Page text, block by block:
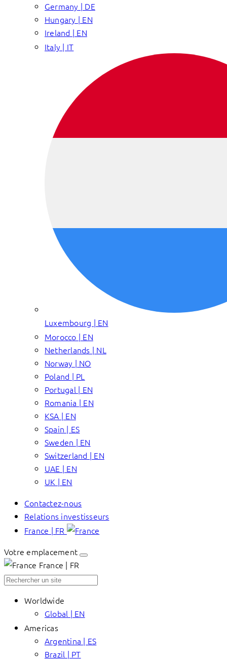
Germany | DE
Hungary | EN
Ireland | EN
Italy | IT
Luxembourg | EN
Morocco | EN
Netherlands | NL
Norway | NO
Poland | PL
Portugal | EN
Romania | EN
KSA | EN
Spain | ES
Sweden | EN
Switzerland | EN
UAE | EN
UK | EN
Contactez-nous
Relations investisseurs
France | FR
Votre emplacement
France | FR
Worldwide
Global | EN
Americas
Argentina | ES
Brazil | PT